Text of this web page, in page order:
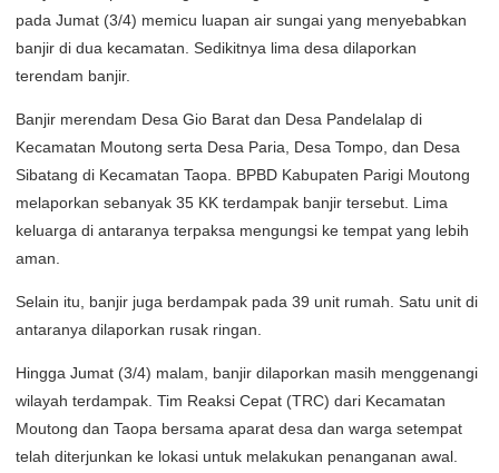
pada Jumat (3/4) memicu luapan air sungai yang menyebabkan
banjir di dua kecamatan. Sedikitnya lima desa dilaporkan
terendam banjir.
Banjir merendam Desa Gio Barat dan Desa Pandelalap di
Kecamatan Moutong serta Desa Paria, Desa Tompo, dan Desa
Sibatang di Kecamatan Taopa. BPBD Kabupaten Parigi Moutong
melaporkan sebanyak 35 KK terdampak banjir tersebut. Lima
keluarga di antaranya terpaksa mengungsi ke tempat yang lebih
aman.
Selain itu, banjir juga berdampak pada 39 unit rumah. Satu unit di
antaranya dilaporkan rusak ringan.
Hingga Jumat (3/4) malam, banjir dilaporkan masih menggenangi
wilayah terdampak. Tim Reaksi Cepat (TRC) dari Kecamatan
Moutong dan Taopa bersama aparat desa dan warga setempat
telah diterjunkan ke lokasi untuk melakukan penanganan awal.